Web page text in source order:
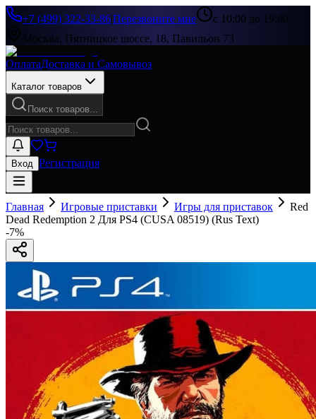
+7 (499) 322-33-86|Перезвоните мне
с 10:00 до 19:00
Москва, Пятницкое шоссе, 18, Павильон 73
ОплатаДоставка и Самовывоз
Каталог товаров
Поиск товаров...
Вход Регистрация
Главная Игровые приставки Игры для приставок
Red
Dead Redemption 2 Для PS4 (CUSA 08519) (Rus Text)
-7%